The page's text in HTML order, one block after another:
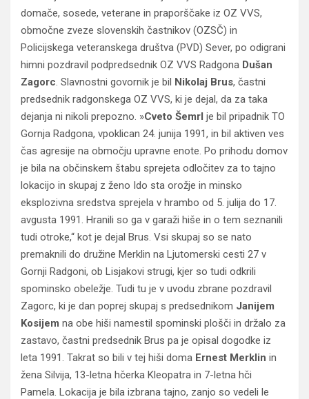
domače, sosede, veterane in praporščake iz OZ VVS,
območne zveze slovenskih častnikov (OZSČ) in
Policijskega veteranskega društva (PVD) Sever, po odigrani
himni pozdravil podpredsednik OZ VVS Radgona Dušan
Zagorc. Slavnostni govornik je bil Nikolaj Brus, častni
predsednik radgonskega OZ VVS, ki je dejal, da za taka
dejanja ni nikoli prepozno. »Cveto Šemrl je bil pripadnik TO
Gornja Radgona, vpoklican 24. junija 1991, in bil aktiven ves
čas agresije na območju upravne enote. Po prihodu domov
je bila na občinskem štabu sprejeta odločitev za to tajno
lokacijo in skupaj z ženo Ido sta orožje in minsko
eksplozivna sredstva sprejela v hrambo od 5. julija do 17.
avgusta 1991. Hranili so ga v garaži hiše in o tem seznanili
tudi otroke,“ kot je dejal Brus. Vsi skupaj so se nato
premaknili do družine Merklin na Ljutomerski cesti 27 v
Gornji Radgoni, ob Lisjakovi strugi, kjer so tudi odkrili
spominsko obeležje. Tudi tu je v uvodu zbrane pozdravil
Zagorc, ki je dan poprej skupaj s predsednikom Janijem
Kosijem na obe hiši namestil spominski plošči in držalo za
zastavo, častni predsednik Brus pa je opisal dogodke iz
leta 1991. Takrat so bili v tej hiši doma Ernest Merklin in
žena Silvija, 13-letna hčerka Kleopatra in 7-letna hči
Pamela. Lokacija je bila izbrana tajno, zanjo so vedeli le